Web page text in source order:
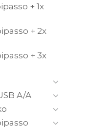
+ 1x
+ 2x
+ 3x
A/A